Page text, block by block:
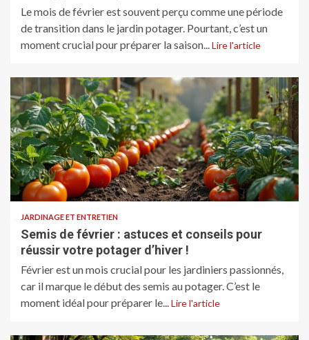
Le mois de février est souvent perçu comme une période
de transition dans le jardin potager. Pourtant, c’est un
moment crucial pour préparer la saison...Lire l'article
JARDINAGE ET ENTRETIEN
Semis de février : astuces et conseils pour
réussir votre potager d’hiver !
Février est un mois crucial pour les jardiniers passionnés,
car il marque le début des semis au potager. C’est le
moment idéal pour préparer le...Lire l'article